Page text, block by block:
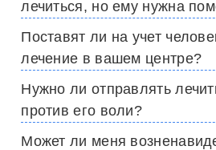
лечиться, но ему нужна
Поставят ли на учет
лечение в вашем центре?
Нужно ли отправлять
против его воли?
Может ли меня